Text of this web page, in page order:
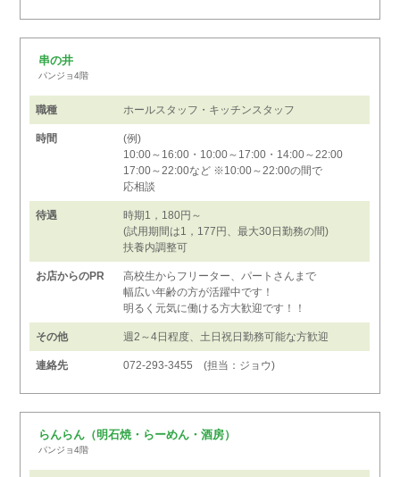
串の井
パンジョ4階
職種 ホールスタッフ・キッチンスタッフ
時間
(例)
10:00～16:00・10:00～17:00・14:00～22:00
17:00～22:00など ※10:00～22:00の間で
応相談
待遇
時期1，180円～
(試用期間は1，177円、最大30日勤務の間)
扶養内調整可
お店からのPR
高校生からフリーター、パートさんまで
幅広い年齢の方が活躍中です！
明るく元気に働ける方大歓迎です！！
その他 週2～4日程度、土日祝日勤務可能な方歓迎
連絡先 072-293-3455 (担当：ジョウ)
らんらん（明石焼・らーめん・酒房）
パンジョ4階